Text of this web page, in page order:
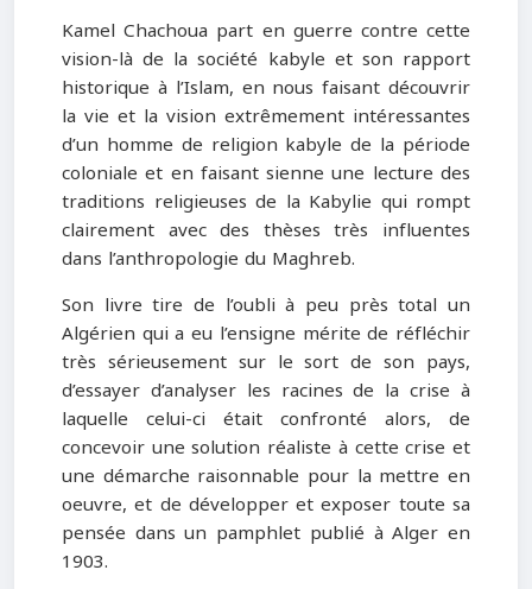
Kamel Chachoua part en guerre contre cette
vision-là de la société kabyle et son rapport
historique à l’Islam, en nous faisant découvrir
la vie et la vision extrêmement intéressantes
d’un homme de religion kabyle de la période
coloniale et en faisant sienne une lecture des
traditions religieuses de la Kabylie qui rompt
clairement avec des thèses très influentes
dans l’anthropologie du Maghreb.
Son livre tire de l’oubli à peu près total un
Algérien qui a eu l’ensigne mérite de réfléchir
très sérieusement sur le sort de son pays,
d’essayer d’analyser les racines de la crise à
laquelle celui-ci était confronté alors, de
concevoir une solution réaliste à cette crise et
une démarche raisonnable pour la mettre en
oeuvre, et de développer et exposer toute sa
pensée dans un pamphlet publié à Alger en
1903.